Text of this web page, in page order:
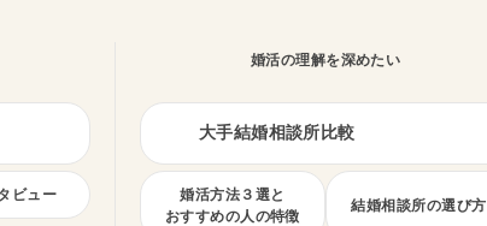
ビュー
婚活の理解を深めたい
大手結婚相談所比較
婚活方法３選と
おすすめの人の特徴
結婚相談所の選び方